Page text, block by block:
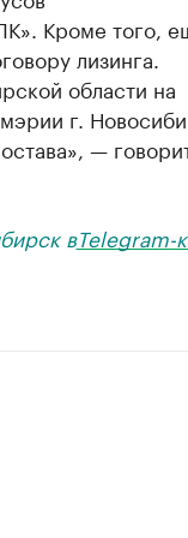
Кроме того,
лизинга.
области на
г.
—
вTelegram-